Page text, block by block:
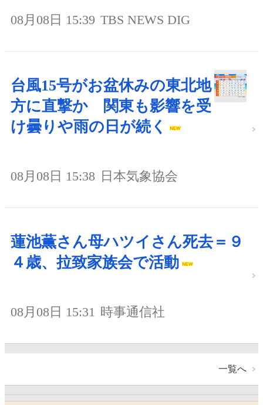
08月08日 15:39 TBS NEWS DIG
台風15号がお盆休みの東北地
方に直撃か 関東も影響を受
け曇りや雨の日が続く
08月08日 15:38 日本気象協会
蓮池薫さん母ハツイさん死去＝９
４歳、拉致家族会で活動
08月08日 15:31 時事通信社
一覧へ